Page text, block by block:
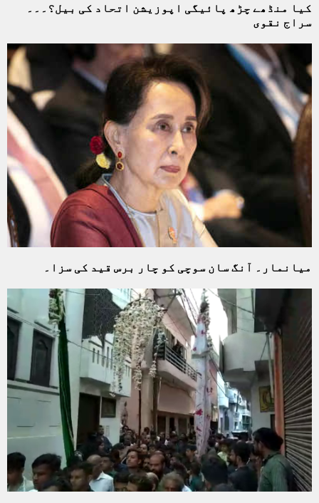
کیا منڈھے چڑھ پائیگی اپوزیشن اتحاد کی بیل؟۔۔۔
سراج نقوی
میانمار۔ آنگ سان سوچی کو چار برس قید کی سزا۔